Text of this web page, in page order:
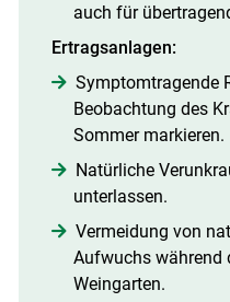
auch für
Ertragsanlagen:
Symptomtragende
Beobachtung des
Sommer markieren.
Natürliche
unterlassen.
Vermeidung von
Aufwuchs während
Weingarten.